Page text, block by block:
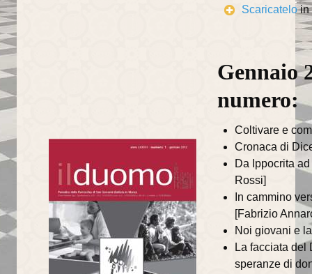
Scaricateloin
Gennaio
numero:
Coltivare e
Cronaca di
Da Ippocrita
Rossi]
In cammino
[Fabrizio
Noi giovani e
La facciata del
speranze di